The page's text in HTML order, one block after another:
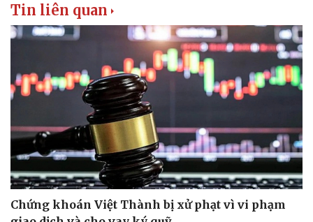
Tin liên quan
Chứng khoán Việt Thành bị xử phạt vì vi phạm